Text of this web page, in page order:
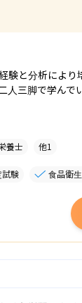
験と分析によ
三脚で学んで
養士 他1
試験 食品衛